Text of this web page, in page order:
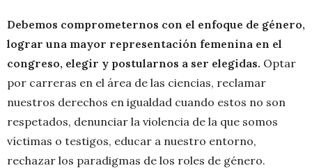
Debemos comprometernos con el enfoque de género,
lograr una mayor representación femenina en el
congreso, elegir y postularnos a ser elegidas. Optar
por carreras en el área de las ciencias, reclamar
nuestros derechos en igualdad cuando estos no son
respetados, denunciar la violencia de la que somos
víctimas o testigos, educar a nuestro entorno,
rechazar los paradigmas de los roles de género.